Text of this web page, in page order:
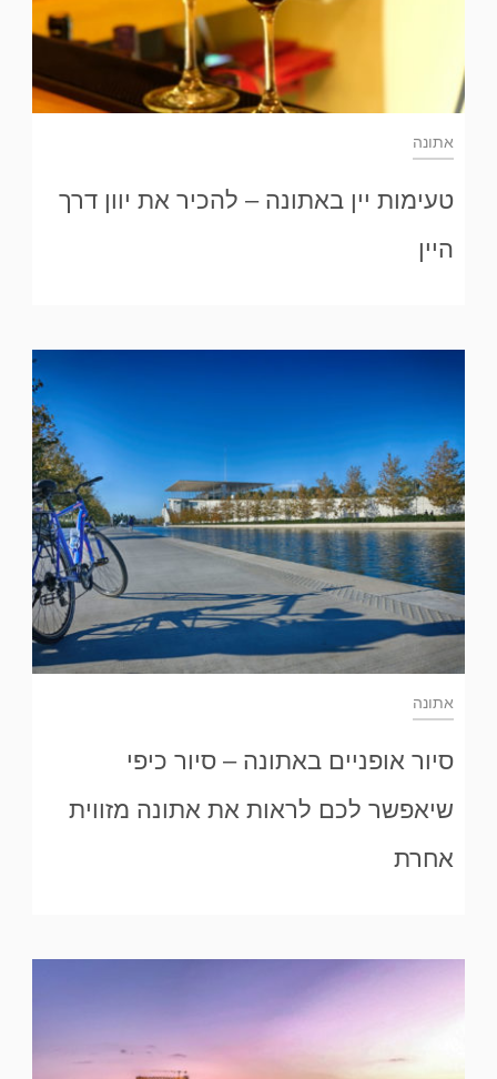
אתונה
טעימות יין באתונה – להכיר את יוון דרך
היין
אתונה
סיור אופניים באתונה – סיור כיפי
שיאפשר לכם לראות את אתונה מזווית
אחרת